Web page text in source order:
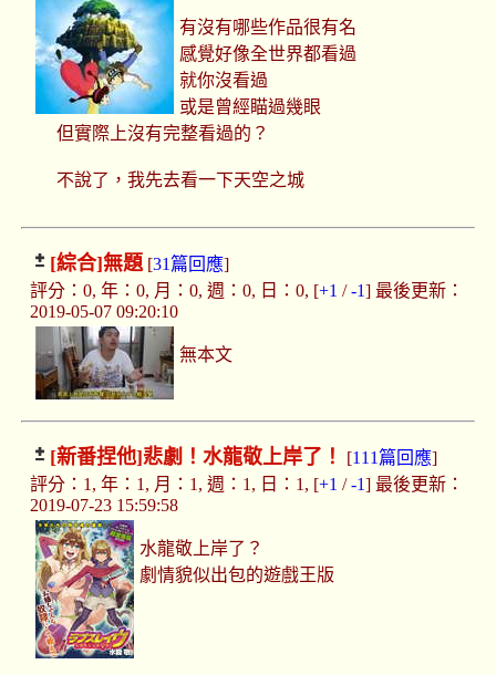
有沒有哪些作品很有名
感覺好像全世界都看過
就你沒看過
或是曾經瞄過幾眼
但實際上沒有完整看過的？
不說了，我先去看一下天空之城
[綜合]無題[31篇回應]
評分：0, 年：0, 月：0, 週：0, 日：0, [+1 /-1] 最後更新：
2019-05-07 09:20:10
無本文
[新番捏他]悲劇！水龍敬上岸了！ [111篇回應]
評分：1, 年：1, 月：1, 週：1, 日：1, [+1 /-1] 最後更新：
2019-07-23 15:59:58
水龍敬上岸了？
劇情貌似出包的遊戲王版